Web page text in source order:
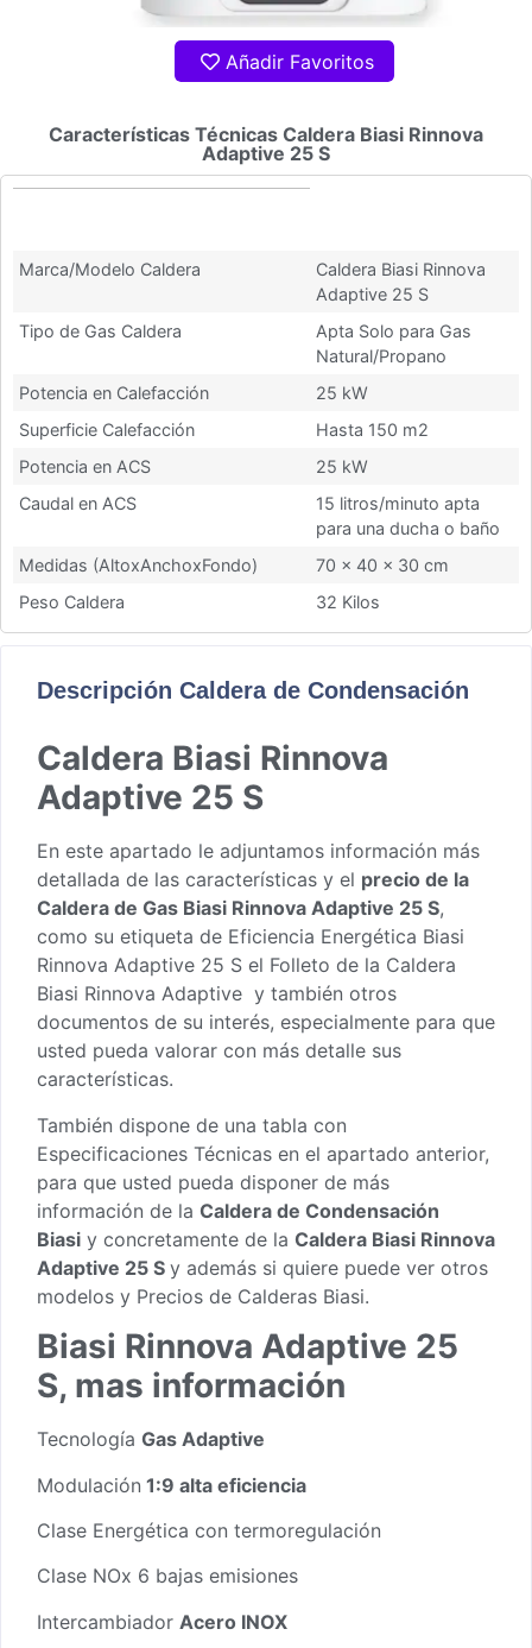
Añadir Favoritos
Características Técnicas Caldera Biasi Rinnova
Adaptive 25 S
Marca/Modelo Caldera
Caldera Biasi Rinnova
Adaptive 25 S
Tipo de Gas Caldera
Apta Solo para Gas
Natural/Propano
Potencia en Calefacción
25 kW
Superficie Calefacción
Hasta 150 m2
Potencia en ACS
25 kW
Caudal en ACS
15 litros/minuto apta
para una ducha o baño
Medidas (AltoxAnchoxFondo)
70 x 40 x 30 cm
Peso Caldera
32 Kilos
Descripción Caldera de Condensación
Caldera Biasi Rinnova
Adaptive 25 S
En este apartado le adjuntamos información más
detallada de las características y el precio de la
Caldera de Gas Biasi Rinnova Adaptive 25 S,
como su etiqueta de Eficiencia Energética Biasi
Rinnova Adaptive 25 S el Folleto de la Caldera
Biasi Rinnova Adaptive y también otros
documentos de su interés, especialmente para que
usted pueda valorar con más detalle sus
características.
También dispone de una tabla con
Especificaciones Técnicas en el apartado anterior,
para que usted pueda disponer de más
información de la Caldera de Condensación
Biasi y concretamente de la Caldera Biasi Rinnova
Adaptive 25 S y además si quiere puede ver otros
modelos y Precios de Calderas Biasi.
Biasi Rinnova Adaptive 25
S, mas información
Tecnología Gas Adaptive
Modulación 1:9 alta eficiencia
Clase Energética con termoregulación
Clase NOx 6 bajas emisiones
Intercambiador Acero INOX